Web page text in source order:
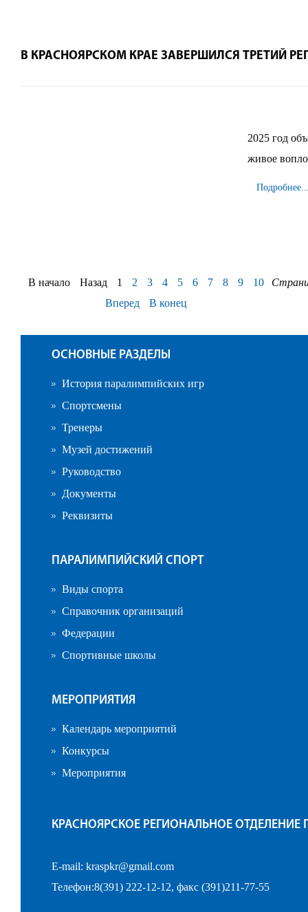
В КРАСНОЯРСКОМ КРАЕ ЗАВЕРШИЛСЯ ТРЕТИЙ
2025 год
живое
В начало Назад 1 2 3 4 5 6 7 8 9
10
Вперед
В конец
ОСНОВНЫЕ РАЗДЕЛЫ
История паралимпийских игр
Спортсмены
Тренеры
Музей достижений
Руководство
Документы
Реквизиты
ПАРАЛИМПИЙСКИЙ СПОРТ
Виды спорта
Справочник организаций
Федерации
Спортивные школы
МЕРОПРИЯТИЯ
Календарь мероприятий
Конкурсы
Мероприятия
КРАСНОЯРСКОЕ РЕГИОНАЛЬНОЕ
E-mail: kraspkr@gmail.com
Телефон:8(391) 222-12-12, факс (391)211-77-55